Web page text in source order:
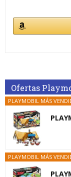
Ofertas
PLAYMOBIL MÁS
PLAYMOBIL MÁS